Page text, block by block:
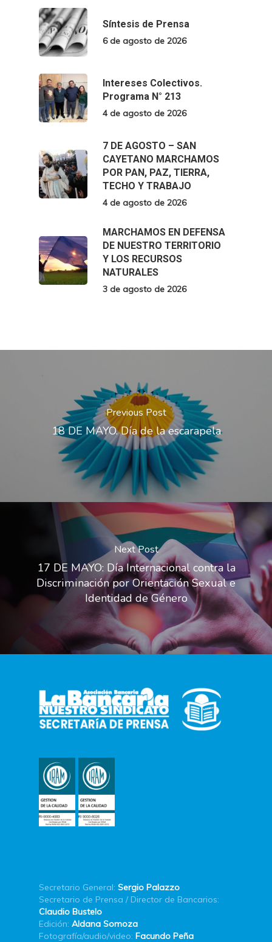
Síntesis de Prensa
6 de agosto de 2026
Intereses Colectivos.
Programa N° 213
4 de agosto de 2026
7 DE AGOSTO – SAN
CAYETANO MARCHAMOS
POR PAN, PAZ, TIERRA,
TECHO Y TRABAJO
4 de agosto de 2026
MARCHAMOS EN DEFENSA
DE NUESTRO TERRITORIO
Y LOS RECURSOS
NATURALES
3 de agosto de 2026
Previous Post
18 DE MAYO. Día de la escarapela
Next Post
17 DE MAYO: Día Internacional contra la
Discriminación por Orientación Sexual e
Identidad de Género
Secretario General: Sergio Palazzo
Secretario de Prensa / Director de Bancarios:
Claudio Bustelo
Edición: Aldana Somoza
Fotografía/audio/video: Facundo Peña